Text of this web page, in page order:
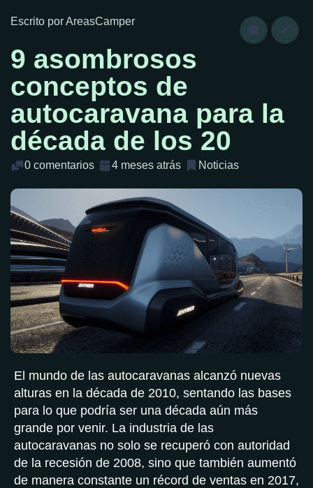
Escrito por AreasCamper
9 asombrosos
conceptos de
autocaravana para la
década de los 20
0 comentarios 4 meses atrás Noticias
El mundo de las autocaravanas alcanzó nuevas
alturas en la década de 2010, sentando las bases
para lo que podría ser una década aún más
grande por venir. La industria de las
autocaravanas no solo se recuperó con autoridad
de la recesión de 2008, sino que también aumentó
de manera constante un récord de ventas en 2017,